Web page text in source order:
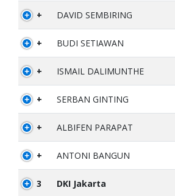
+ DAVID SEMBIRING
+ BUDI SETIAWAN
+ ISMAIL DALIMUNTHE
+ SERBAN GINTING
+ ALBIFEN PARAPAT
+ ANTONI BANGUN
3 DKI Jakarta